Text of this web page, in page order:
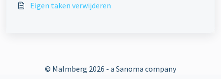
Eigen taken verwijderen
© Malmberg 2026 - a Sanoma company